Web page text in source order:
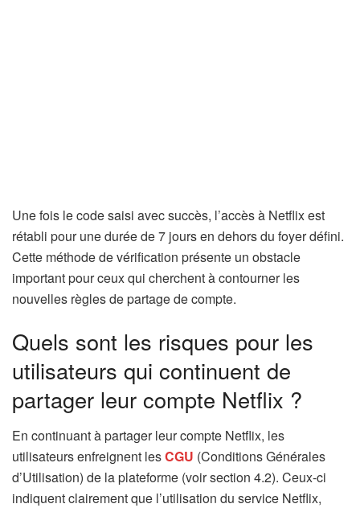
Une fois le code saisi avec succès, l’accès à Netflix est
rétabli pour une durée de 7 jours en dehors du foyer défini.
Cette méthode de vérification présente un obstacle
important pour ceux qui cherchent à contourner les
nouvelles règles de partage de compte.
Quels sont les risques pour les
utilisateurs qui continuent de
partager leur compte Netflix ?
En continuant à partager leur compte Netflix, les
utilisateurs enfreignent lesCGU (Conditions Générales
d’Utilisation) de la plateforme (voir section 4.2). Ceux-ci
indiquent clairement que l’utilisation du service Netflix,